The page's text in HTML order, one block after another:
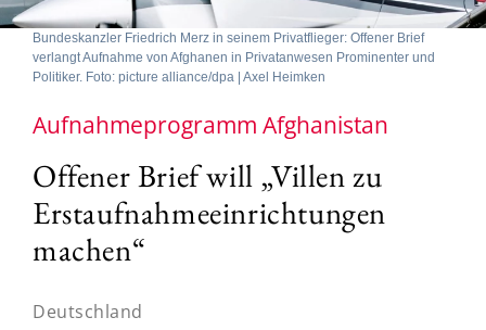
Bundeskanzler Friedrich Merz in seinem Privatflieger: Offener Brief
verlangt Aufnahme von Afghanen in Privatanwesen Prominenter und
Politiker. Foto: picture alliance/dpa | Axel Heimken
Aufnahmeprogramm Afghanistan
Offener Brief will „Villen zu
Erstaufnahmeeinrichtungen
machen“
Deutschland